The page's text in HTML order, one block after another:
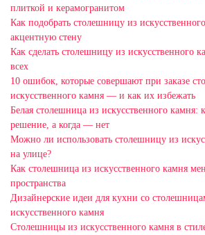
плиткой и керамогранитом
Как подобрать столешницу из
акцентную стену
Как сделать столешницу из искусственного
всех
10 ошибок, которые совершают при заказе
искусственного камня — и как их избежать
Белая столешница из искусственного камня:
решение, а когда — нет
Можно ли использовать столешницу из
на улице?
Как столешница из искусственного камня
пространства
Дизайнерские идеи для кухни со
искусственного камня
Столешницы из искусственного камня в